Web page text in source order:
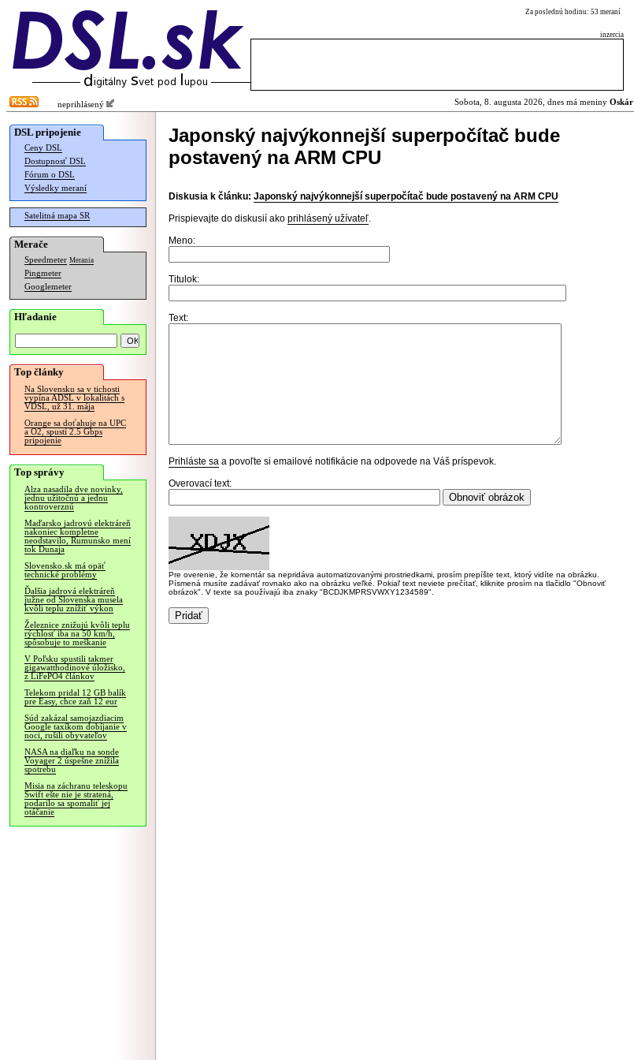
Za poslednú hodinu: 53 meraní
inzercia
neprihlásený Sobota, 8. augusta 2026, dnes má meniny Oskár
DSL pripojenie
Ceny DSL
Dostupnosť DSL
Fórum o DSL
Výsledky meraní
Satelitná mapa SR
Merače
Speedmeter Merania
Pingmeter
Googlemeter
Hľadanie
Top články
Na Slovensku sa v tichosti
vypína ADSL v lokalitách s
VDSL, už 31. mája
Orange sa doťahuje na UPC
a O2, spustí 2.5 Gbps
pripojenie
Top správy
Alza nasadila dve novinky,
jednu užitočnú a jednu
kontroverznú
Maďarsko jadrovú elektráreň
nakoniec kompletne
neodstavilo, Rumunsko mení
tok Dunaja
Slovensko.sk má opäť
technické problémy
Ďalšia jadrová elektráreň
južne od Slovenska musela
kvôli teplu znížiť výkon
Železnice znižujú kvôli teplu
rýchlosť iba na 50 km/h,
spôsobuje to meškanie
V Poľsku spustili takmer
gigawatthodinové úložisko,
z LiFePO4 článkov
Telekom pridal 12 GB balík
pre Easy, chce zaň 12 eur
Súd zakázal samojazdiacim
Google taxíkom dobíjanie v
noci, rušili obyvateľov
NASA na diaľku na sonde
Voyager 2 úspešne znížila
spotrebu
Misia na záchranu teleskopu
Swift ešte nie je stratená,
podarilo sa spomaliť jej
otáčanie
Japonský najvýkonnejší superpočítač bude
postavený na ARM CPU
Diskusia k článku: Japonský najvýkonnejší superpočítač bude postavený na ARM CPU
Prispievajte do diskusií ako prihlásený užívateľ.
Meno:
Titulok:
Text:
Prihláste sa a povoľte si emailové notifikácie na odpovede na Váš príspevok.
Overovací text:
Pre overenie, že komentár sa nepridáva automatizovanými prostriedkami, prosím prepíšte text, ktorý vidíte na obrázku.
Písmená musíte zadávať rovnako ako na obrázku veľké. Pokiaľ text neviete prečítať, kliknite prosím na tlačidlo "Obnoviť
obrázok". V texte sa používajú iba znaky "BCDJKMPRSVWXY1234589".